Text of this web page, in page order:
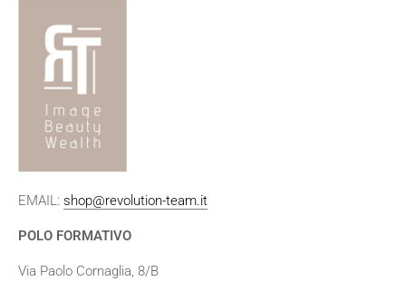
EMAIL: shop@revolution-team.it
POLO FORMATIVO
Via Paolo Cornaglia, 8/B